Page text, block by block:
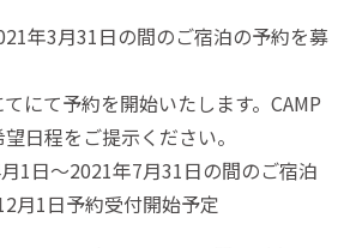
年3月31日の間のご宿泊の予約を募
にて予約を開始いたします。CAMP
日程をご提示ください。
1日〜2021年7月31日の間のご宿泊
予約受付開始予定